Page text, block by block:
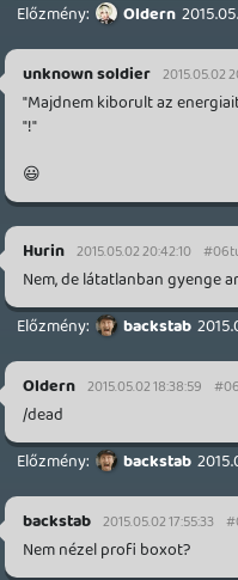
Oldern
unknown soldier 2015.05.02
"Majdnem kiborult az
"!"
😃
Hurin 2015.05.02 20:42:10
Nem, de látatlanban gyenge
backstab
Oldern 2015.05.02 18:38:59
/dead
backstab
backstab 2015.05.02 17:55:33
Nem nézel profi boxot?